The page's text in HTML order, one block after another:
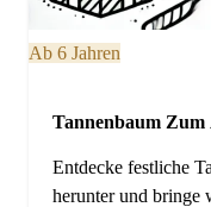
Ab 6 Jahren
Tannenbaum Zum
Entdecke festliche
herunter und bringe